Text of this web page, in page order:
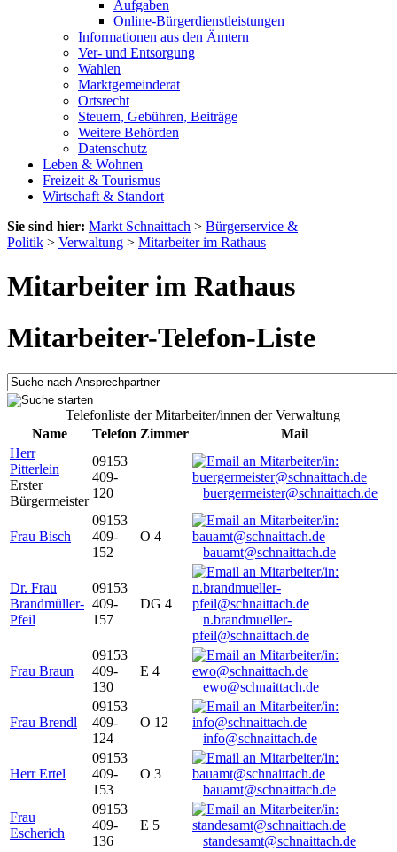
Aufgaben
Online-Bürgerdienstleistungen
Informationen aus den Ämtern
Ver- und Entsorgung
Wahlen
Marktgemeinderat
Ortsrecht
Steuern, Gebühren, Beiträge
Weitere Behörden
Datenschutz
Leben & Wohnen
Freizeit & Tourismus
Wirtschaft & Standort
Sie sind hier: Markt Schnaittach > Bürgerservice &
Politik > Verwaltung > Mitarbeiter im Rathaus
Mitarbeiter im Rathaus
Mitarbeiter-Telefon-Liste
Telefonliste der Mitarbeiter/innen der Verwaltung
Name
Telefon Zimmer
Mail
Herr
Pitterlein
Erster
Bürgermeister
09153
409-
120
buergermeister@schnaittach.de
Frau Bisch
09153
409-
152
O 4
bauamt@schnaittach.de
Dr. Frau
Brandmüller-
Pfeil
09153
409-
157
DG 4
n.brandmueller-
pfeil@schnaittach.de
Frau Braun
09153
409-
130
E 4
ewo@schnaittach.de
Frau Brendl
09153
409-
124
O 12
info@schnaittach.de
Herr Ertel
09153
409-
153
O 3
bauamt@schnaittach.de
Frau
Escherich
09153
409-
136
E 5
standesamt@schnaittach.de